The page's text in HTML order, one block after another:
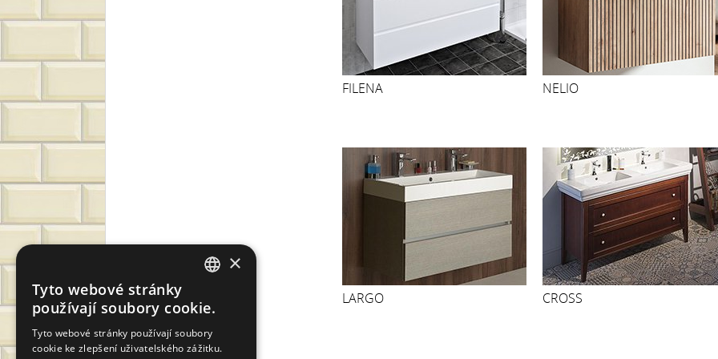
FILENA NELIO
LARGO CROSS
GERMAN
×
Tyto webové stránky
používají soubory cookie.
Tyto webové stránky používají soubory
cookie ke zlepšení uživatelského zážitku.